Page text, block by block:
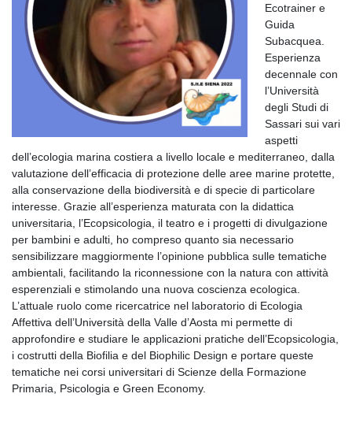
Ecotrainer e
Guida
Subacquea.
Esperienza
decennale con
l’Università
degli Studi di
Sassari sui vari
aspetti
dell’ecologia marina costiera a livello locale e mediterraneo, dalla
valutazione dell’efficacia di protezione delle aree marine protette,
alla conservazione della biodiversità e di specie di particolare
interesse. Grazie all’esperienza maturata con la didattica
universitaria, l’Ecopsicologia, il teatro e i progetti di divulgazione
per bambini e adulti, ho compreso quanto sia necessario
sensibilizzare maggiormente l’opinione pubblica sulle tematiche
ambientali, facilitando la riconnessione con la natura con attività
esperenziali e stimolando una nuova coscienza ecologica.
L’attuale ruolo come ricercatrice nel laboratorio di Ecologia
Affettiva dell’Università della Valle d’Aosta mi permette di
approfondire e studiare le applicazioni pratiche dell’Ecopsicologia,
i costrutti della Biofilia e del Biophilic Design e portare queste
tematiche nei corsi universitari di Scienze della Formazione
Primaria, Psicologia e Green Economy.